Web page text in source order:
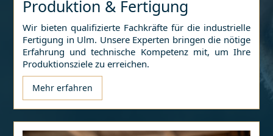
Produktion & Fertigung
Wir bieten qualifizierte Fachkräfte für die industrielle
Fertigung in Ulm. Unsere Experten bringen die nötige
Erfahrung und technische Kompetenz mit, um Ihre
Produktionsziele zu erreichen.
Mehr erfahren